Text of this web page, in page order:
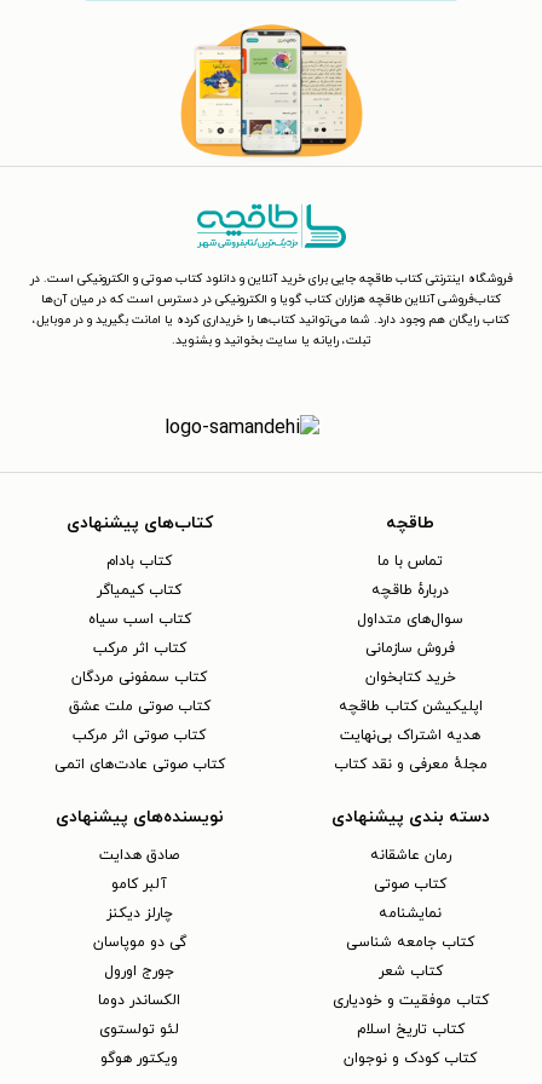
فلسفه‌ و آموزه‌های او باقی مانده و
کتاب‌ها او هنوز برای مردم زیادی راه‌گشا
فروشگاه اینترنتی کتاب طاقچه جایی برای خرید آنلاین و دانلود کتاب صوتی و الکترونیکی است. در
کتاب‌فروشی آنلاین طاقچه هزاران کتاب گویا و الکترونیکی در دسترس است که در میان آن‌ها
کتاب رایگان هم وجود دارد. شما می‌توانید کتاب‌ها را خریداری کرده یا امانت بگیرید و در موبایل،
تبلت، رایانه یا سایت بخوانید و بشنوید.
طاقچه
تماس با ما
دربارهٔ طاقچه
سوال‌های متداول
فروش سازمانی
خرید کتابخوان
اپلیکیشن کتاب طاقچه
هدیه اشتراک بی‌نهایت
مجلهٔ معرفی و نقد کتاب
کتاب‌های پیشنهادی
کتاب بادام
کتاب کیمیاگر
کتاب اسب سیاه
کتاب اثر مرکب
کتاب سمفونی مردگان
کتاب صوتی ملت عشق
کتاب صوتی اثر مرکب
کتاب صوتی عادت‌های اتمی
دسته بندی پیشنهادی
رمان عاشقانه
کتاب‌ صوتی
نمایشنامه
کتاب جامعه شناسی
کتاب شعر
کتاب موفقیت و خودیاری
کتاب تاریخ اسلام
کتاب کودک و نوجوان
نویسنده‌های پیشنهادی
صادق هدایت
آلبر کامو
چارلز دیکنز
گی دو موپاسان
جورج اورول
الکساندر دوما
لئو تولستوی
ویکتور هوگو